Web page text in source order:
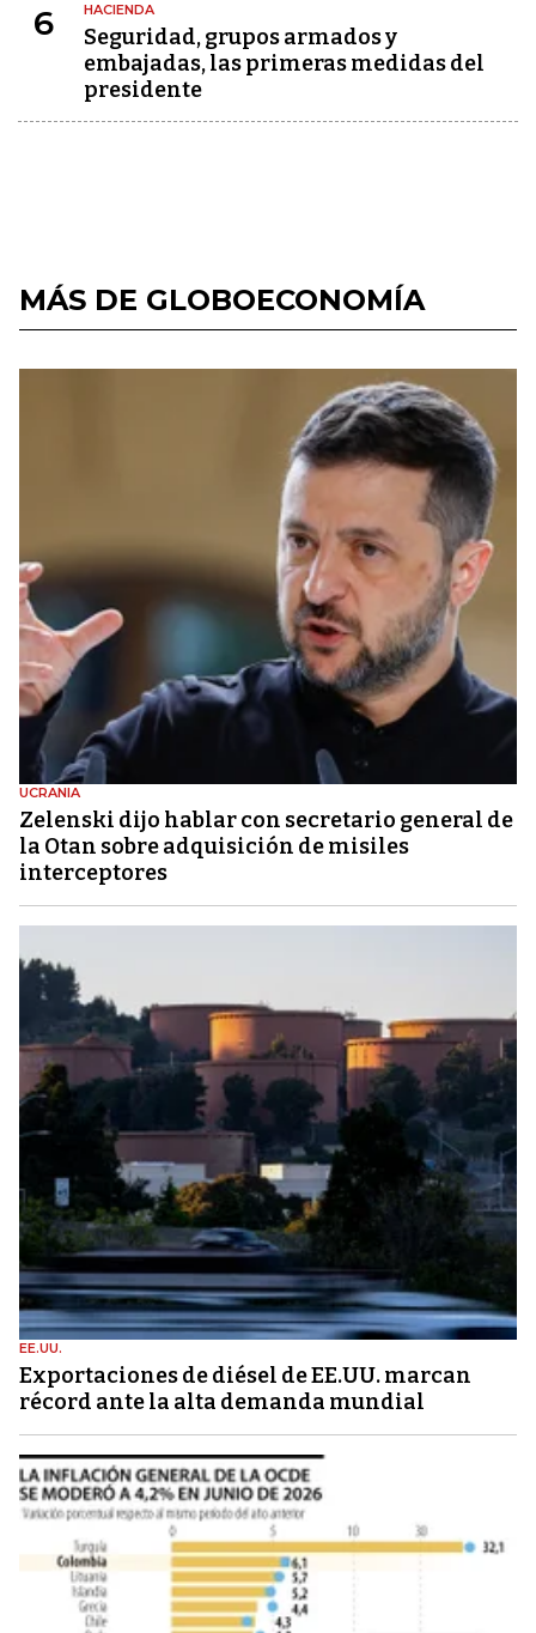
6 HACIENDA
Seguridad, grupos armados y
embajadas, las primeras medidas del
presidente
MÁS DE GLOBOECONOMÍA
UCRANIA
Zelenski dijo hablar con secretario general de
la Otan sobre adquisición de misiles
interceptores
EE.UU.
Exportaciones de diésel de EE.UU. marcan
récord ante la alta demanda mundial